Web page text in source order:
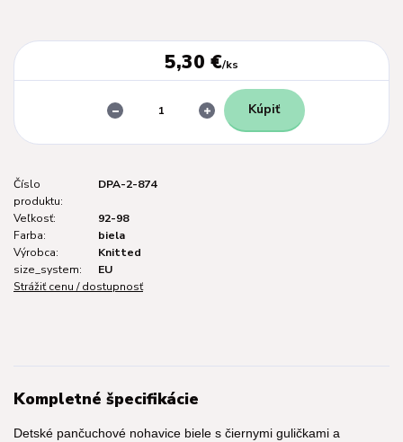
5,30 €/ks
Kúpiť
Číslo
produktu:
DPA-2-874
Veľkosť:
92-98
Farba:
biela
Výrobca:
Knitted
size_system:
EU
Strážiť cenu / dostupnosť
Kompletné špecifikácie
Detské pančuchové nohavice biele s čiernymi guličkami a